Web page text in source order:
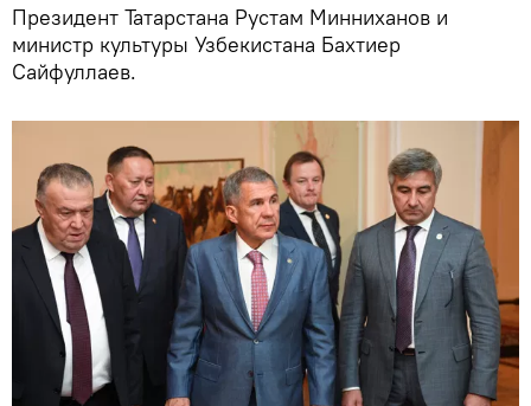
Президент Татарстана Рустам Минниханов и
министр культуры Узбекистана Бахтиер
Сайфуллаев.